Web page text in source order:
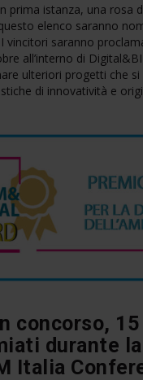
prima istanza, una rosa
elenco saranno
I vincitori saranno
all’interno di
ulteriori progetti che si
di innovatività e
concorso, 15
durante la
Italia